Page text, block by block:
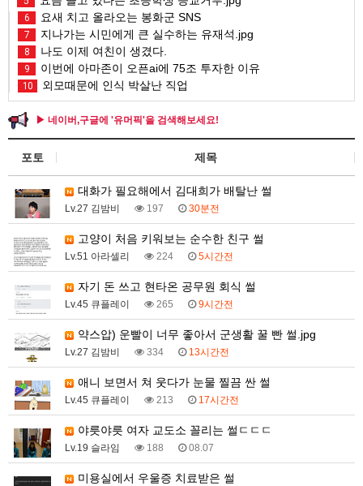
6 요새 치고 올라오는 봉화군 SNS
7 지나가는 시민에게 큰 실수하는 유재석.jpg
8 나도 이제 여친이 생겼다.
9 이번에 아마존이 오픈ai에 75조 투자한 이유
10 외모때문에 인식 박살난 직업
▶ 네이버,구글에 '유머픽'을 검색해보세요!
포토 제목
대화가 필요해에서 김대희가 배탈난 썰
Lv.27 김밤비 197 30분전
고양이 처음 키워보는 순수한 친구 썰
Lv.51 아라셀리 224 5시간전
자기 돈 쓰고 현타온 공무원 회식 썰
Lv.45 큐플레이 265 9시간전
약스압) 운빨이 너무 좋아서 군생활 꿀 빤 썰.jpg
Lv.27 김밤비 334 13시간전
애니 보면서 쳐 웃다가 눈물 찔끔 싼 썰
Lv.45 큐플레이 213 17시간전
야릇야릇 여자 교도소 꼴리는 썰ㄷㄷㄷ
Lv.19 슬라임 188 08.07
미용실에서 우울증 치료받은 썰